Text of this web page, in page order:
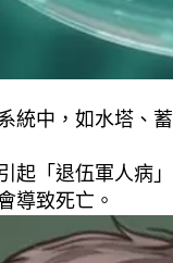
中，如水塔、
起「退伍軍人病
導致死亡。